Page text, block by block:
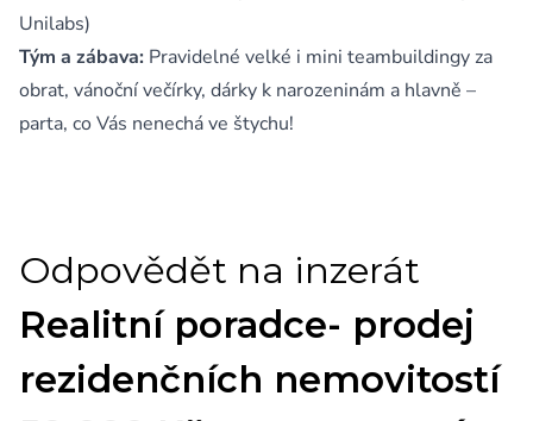
Unilabs)
Tým a zábava: Pravidelné velké i mini teambuildingy za
obrat, vánoční večírky, dárky k narozeninám a hlavně –
parta, co Vás nenechá ve štychu!